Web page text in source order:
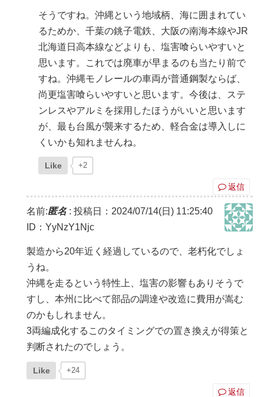
そうですね。沖縄という地域柄、海に囲まれてい
るためか、千葉の銚子電鉄、大阪の南海本線やJR
北海道日高本線などよりも、塩害喰らいやすいと
思います。これでは廃車が早まるのも当たり前で
すね。沖縄モノレールの車両が普通鋼製ならば、
尚更塩害喰らいやすいと思います。今後は、ステ
ンレスやアルミを採用したほうがいいと思います
が、最も台風が襲来するため、軽合金は導入しに
くいかも知れませんね。
Like +2
返信
名前:匿名: 投稿日：2024/07/14(日) 11:25:40
ID：YyNzY1Njc
製造から20年近く経過しているので、老朽化でしょ
うね。
沖縄を走るという特性上、塩害の影響もありそうで
すし、本州に比べて部品の調達や改造に費用が嵩む
のかもしれません。
3両編成化するこのタイミングでの置き換えが得策と
判断されたのでしょう。
Like +24
返信